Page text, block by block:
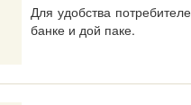
Для удобства
банке и дой паке.